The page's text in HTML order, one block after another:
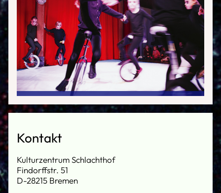
Kontakt
Kulturzentrum Schlachthof
Findorffstr. 51
D-28215 Bremen